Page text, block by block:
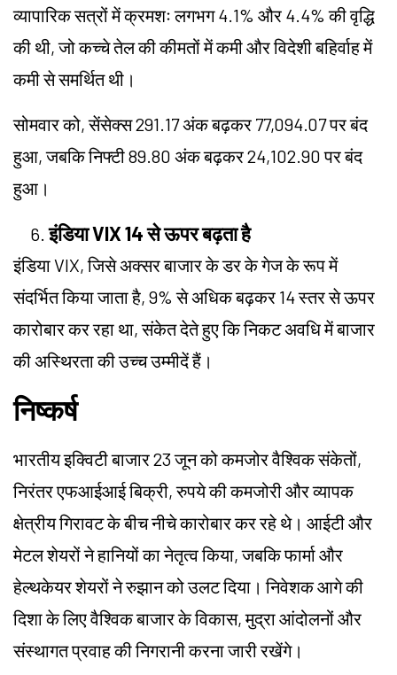
व्यापारिक सत्रों में क्रमशः लगभग 4.1% और 4.4% की वृद्धि
की थी, जो कच्चे तेल की कीमतों में कमी और विदेशी बहिर्वाह में
कमी से समर्थित थी।
सोमवार को, सेंसेक्स 291.17 अंक बढ़कर 77,094.07 पर बंद
हुआ, जबकि निफ्टी 89.80 अंक बढ़कर 24,102.90 पर बंद
हुआ।
इंडिया VIX 14 से ऊपर बढ़ता है
इंडिया VIX, जिसे अक्सर बाजार के डर के गेज के रूप में
संदर्भित किया जाता है, 9% से अधिक बढ़कर 14 स्तर से ऊपर
कारोबार कर रहा था, संकेत देते हुए कि निकट अवधि में बाजार
की अस्थिरता की उच्च उम्मीदें हैं।
निष्कर्ष
भारतीय इक्विटी बाजार 23 जून को कमजोर वैश्विक संकेतों,
निरंतर एफआईआई बिक्री, रुपये की कमजोरी और व्यापक
क्षेत्रीय गिरावट के बीच नीचे कारोबार कर रहे थे। आईटी और
मेटल शेयरों नेहानियों का नेतृत्व किया, जबकि फार्मा और
हेल्थकेयर शेयरों नेरुझान को उलट दिया । निवेशक आगे की
दिशा के लिए वैश्विक बाजार के विकास, मुद्रा आंदोलनों और
संस्थागत प्रवाह की निगरानी करना जारी रखेंगे।